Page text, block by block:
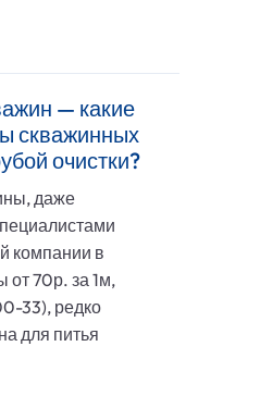
— какие
скважинных
очистки?
даже
компании в
от 70р. за 1м,
33), редко
для питья